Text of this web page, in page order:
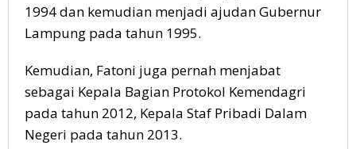
1994 dan kemudian menjadi ajudan Gubernur
Lampung pada tahun 1995.
Kemudian, Fatoni juga pernah menjabat
sebagai Kepala Bagian Protokol Kemendagri
pada tahun 2012, Kepala Staf Pribadi Dalam
Negeri pada tahun 2013.